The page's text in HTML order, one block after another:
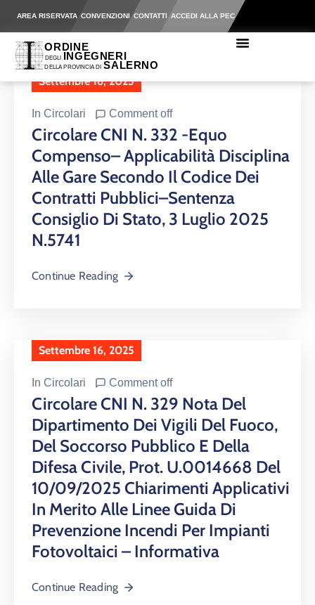
AREA RISERVATA CONVENZIONI CONTATTI ACCEDI ALLA PEC
Settembre 16, 2025
In Circolari Comment off
Circolare CNI N. 332 -Equo
Compenso– Applicabilità Disciplina
Alle Gare Secondo Il Codice Dei
Contratti Pubblici–Sentenza
Consiglio Di Stato, 3 Luglio 2025
N.5741
Continue Reading
Settembre 16, 2025
In Circolari Comment off
Circolare CNI N. 329 Nota Del
Dipartimento Dei Vigili Del Fuoco,
Del Soccorso Pubblico E Della
Difesa Civile, Prot. U.0014668 Del
10/09/2025 Chiarimenti Applicativi
In Merito Alle Linee Guida Di
Prevenzione Incendi Per Impianti
Fotovoltaici – Informativa
Continue Reading